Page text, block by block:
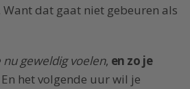
Want dat gaat niet gebeuren als
nu geweldig voelen, en zo je
En het volgende uur wil je